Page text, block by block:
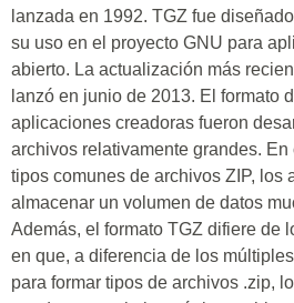
lanzada en 1992. TGZ fue
su uso en el proyecto GNU para
abierto. La actualización más
lanzó en junio de 2013. El formato
aplicaciones creadoras fueron
archivos relativamente grandes.
tipos comunes de archivos ZIP, los
almacenar un volumen de datos
Además, el formato TGZ difiere de
en que, a diferencia de los
para formar tipos de archivos .zip,